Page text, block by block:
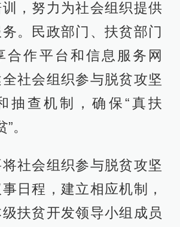
，努力为社会组织提供
。民政部门、扶贫部门
合作平台和信息服务网
社会组织参与脱贫攻坚
抽查机制，确保“真扶
。
社会组织参与脱贫攻坚
日程，建立相应机制，
扶贫开发领导小组成员